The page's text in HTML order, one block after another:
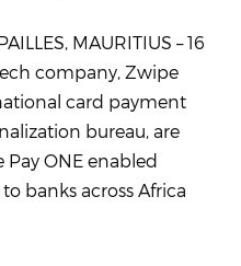
MAURITIUS – 16
company, Zwipe
card payment
bureau, are
ONE enabled
banks across Africa